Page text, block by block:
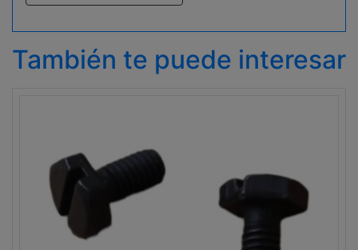
También te puede interesar